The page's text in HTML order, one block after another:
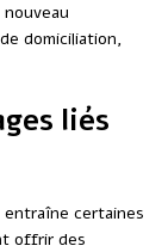
domiciliation,
liés
entraîne certaines
offrir des